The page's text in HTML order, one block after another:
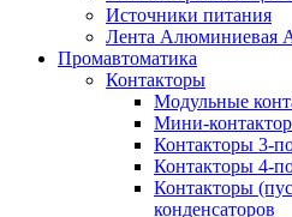
Источники питания
Лента Алюминиевая
Промавтоматика
Контакторы
Модульные
Мини-
Контакторы 3-
Контакторы 4-
Контакторы
конденсаторов